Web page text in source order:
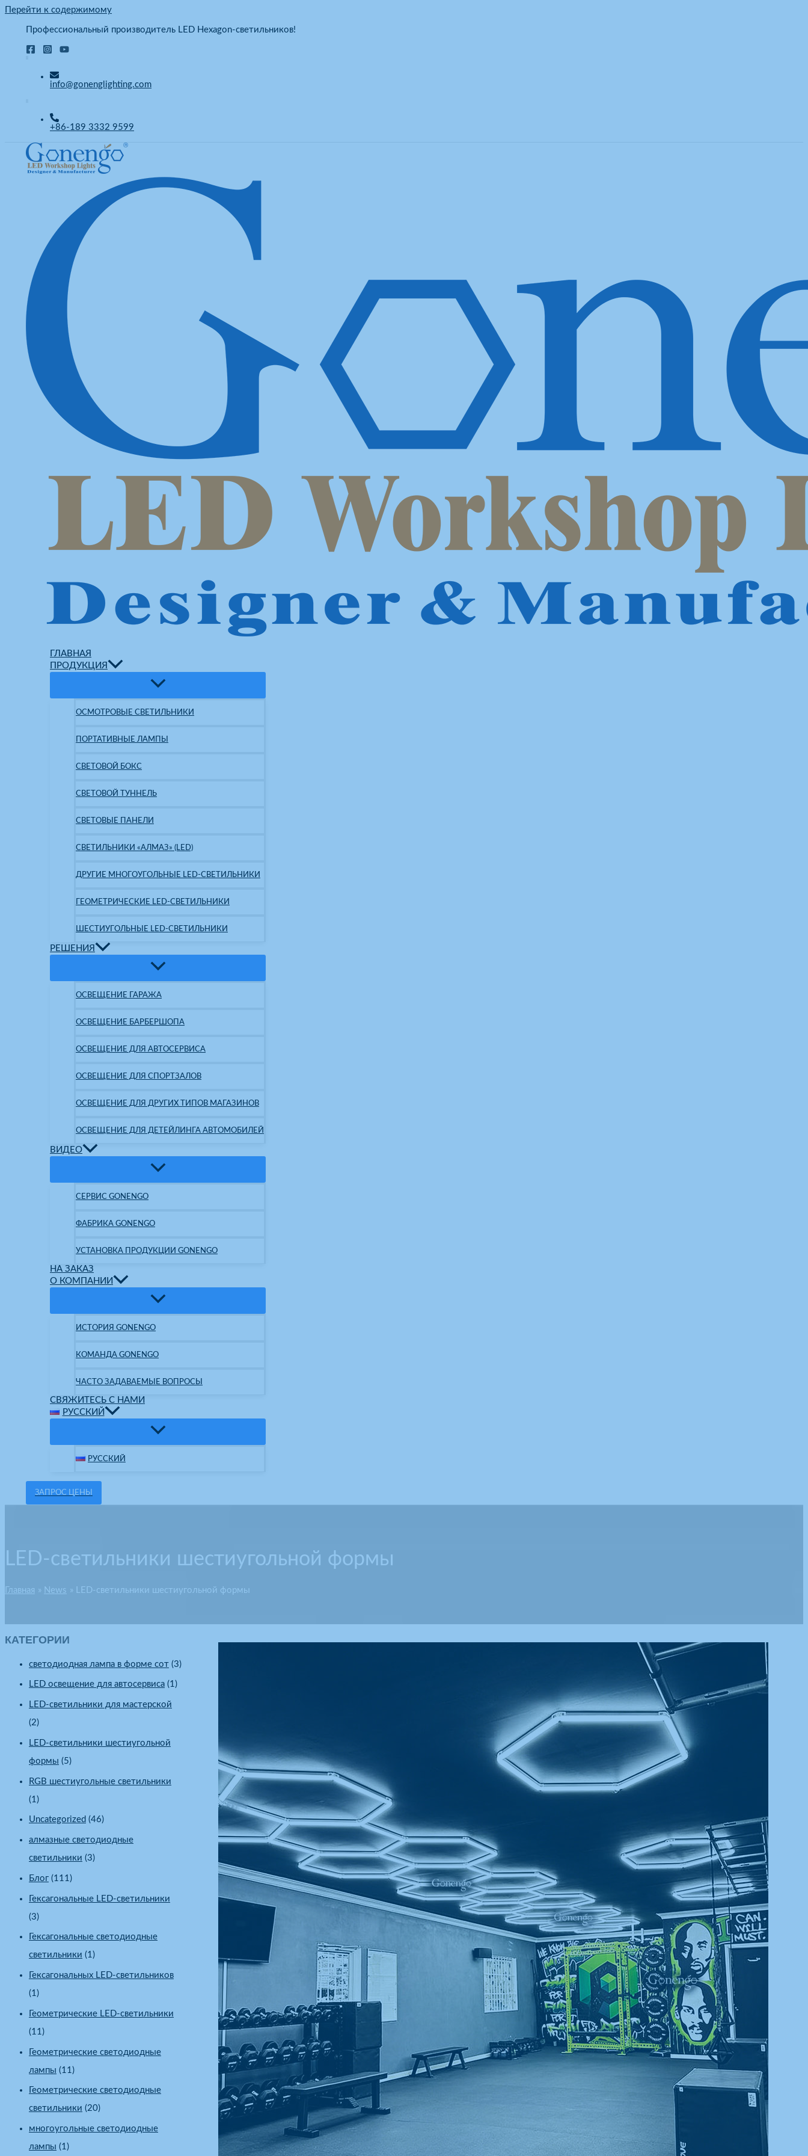
Перейти к содержимому
Профессиональный производитель LED Hexagon-светильников!
info@gonenglighting.com
+86-189 3332 9599
ГЛАВНАЯ
ПРОДУКЦИЯ
ОСМОТРОВЫЕ СВЕТИЛЬНИКИ
ПОРТАТИВНЫЕ ЛАМПЫ
СВЕТОВОЙ БОКС
СВЕТОВОЙ ТУННЕЛЬ
СВЕТОВЫЕ ПАНЕЛИ
СВЕТИЛЬНИКИ «АЛМАЗ» (LED)
ДРУГИЕ МНОГОУГОЛЬНЫЕ LED-СВЕТИЛЬНИКИ
ГЕОМЕТРИЧЕСКИЕ LED-СВЕТИЛЬНИКИ
ШЕСТИУГОЛЬНЫЕ LED-СВЕТИЛЬНИКИ
РЕШЕНИЯ
ОСВЕЩЕНИЕ ГАРАЖА
ОСВЕЩЕНИЕ БАРБЕРШОПА
ОСВЕЩЕНИЕ ДЛЯ АВТОСЕРВИСА
ОСВЕЩЕНИЕ ДЛЯ СПОРТЗАЛОВ
ОСВЕЩЕНИЕ ДЛЯ ДРУГИХ ТИПОВ МАГАЗИНОВ
ОСВЕЩЕНИЕ ДЛЯ ДЕТЕЙЛИНГА АВТОМОБИЛЕЙ
ВИДЕО
СЕРВИС GONENGO
ФАБРИКА GONENGO
УСТАНОВКА ПРОДУКЦИИ GONENGO
НА ЗАКАЗ
О КОМПАНИИ
ИСТОРИЯ GONENGO
КОМАНДА GONENGO
ЧАСТО ЗАДАВАЕМЫЕ ВОПРОСЫ
СВЯЖИТЕСЬ С НАМИ
РУССКИЙ
РУССКИЙ
ЗАПРОС ЦЕНЫ
LED-светильники шестиугольной формы
Главная News LED-светильники шестиугольной формы
КАТЕГОРИИ
cветодиодная лампа в форме сот (3)
LED освещение для автосервиса (1)
LED-светильники для мастерской
(2)
LED-светильники шестиугольной
формы (5)
RGB шестиугольные светильники
(1)
Uncategorized (46)
алмазные светодиодные
светильники (3)
Блог (111)
Гексагональные LED-светильники
(3)
Гексагональные светодиодные
светильники (1)
Гексагональных LED-светильников
(1)
Геометрические LED-светильники
(11)
Геометрические светодиодные
лампы (11)
Геометрические светодиодные
светильники (20)
многоугольные светодиодные
лампы (1)